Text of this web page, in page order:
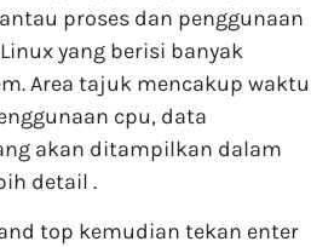
proses dan penggunaan
yang berisi banyak
Area tajuk mencakup waktu
cpu, data
akan ditampilkan dalam
detail .
top kemudian tekan enter